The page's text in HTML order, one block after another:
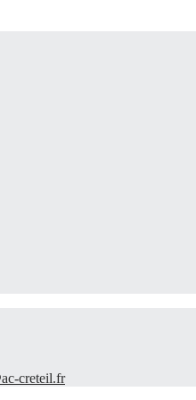
creteil.fr